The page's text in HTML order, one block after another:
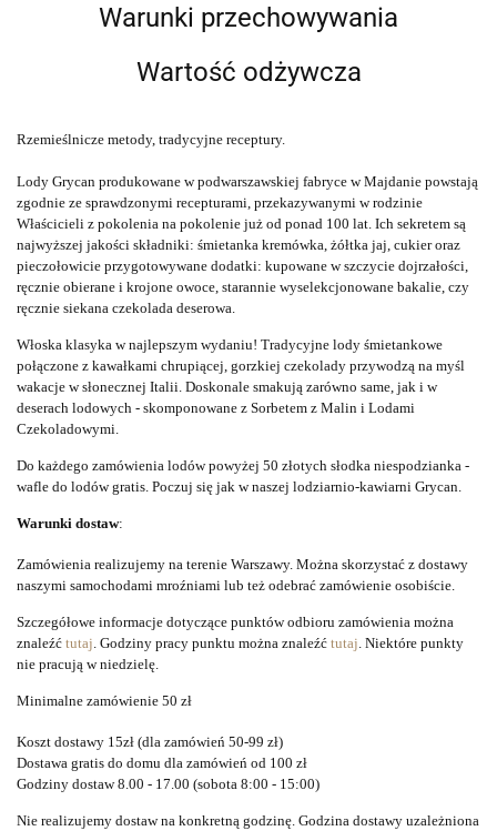
Warunki przechowywania
Wartość odżywcza
Rzemieślnicze metody, tradycyjne receptury.
Lody Grycan produkowane w podwarszawskiej fabryce w Majdanie powstają
zgodnie ze sprawdzonymi recepturami, przekazywanymi w rodzinie
Właścicieli z pokolenia na pokolenie już od ponad 100 lat. Ich sekretem są
najwyższej jakości składniki: śmietanka kremówka, żółtka jaj, cukier oraz
pieczołowicie przygotowywane dodatki: kupowane w szczycie dojrzałości,
ręcznie obierane i krojone owoce, starannie wyselekcjonowane bakalie, czy
ręcznie siekana czekolada deserowa.
Włoska klasyka w najlepszym wydaniu! Tradycyjne lody śmietankowe
połączone z kawałkami chrupiącej, gorzkiej czekolady przywodzą na myśl
wakacje w słonecznej Italii. Doskonale smakują zarówno same, jak i w
deserach lodowych - skomponowane z Sorbetem z Malin i Lodami
Czekoladowymi.
Do każdego zamówienia lodów powyżej 50 złotych słodka niespodzianka -
wafle do lodów gratis. Poczuj się jak w naszej lodziarnio-kawiarni Grycan.
Warunki dostaw:
Zamówienia realizujemy na terenie Warszawy. Można skorzystać z dostawy
naszymi samochodami mroźniami lub też odebrać zamówienie osobiście.
Szczegółowe informacje dotyczące punktów odbioru zamówienia można
znaleźć tutaj Godziny pracy punktu można znaleźć tutaj . Niektóre punkty
nie pracują w niedzielę.
Minimalne zamówienie 50 zł
Koszt dostawy 15zł (dla zamówień 50-99 zł)
Dostawa gratis do domu dla zamówień od 100 zł
Godziny dostaw 8.00 - 17.00 (sobota 8:00 - 15:00)
Nie realizujemy dostaw na konkretną godzinę. Godzina dostawy uzależniona